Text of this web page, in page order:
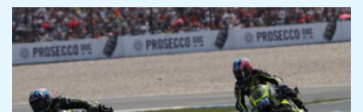
в
MotoGP
в
2027
году